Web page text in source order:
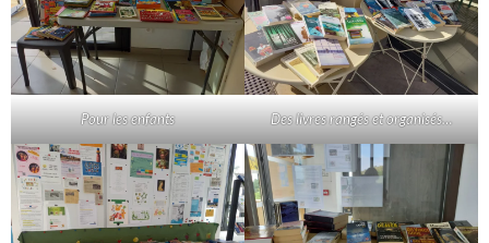
Pour les enfants Des livres rangés et organisés…